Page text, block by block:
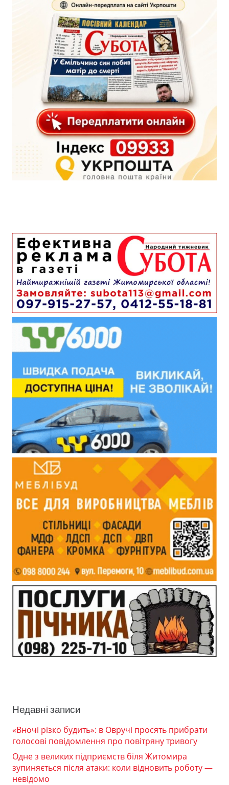
Недавні записи
«Вночі різко будить»: в Овручі просять прибрати
голосові повідомлення про повітряну тривогу
Одне з великих підприємств біля Житомира
зупиняється після атаки: коли відновить роботу —
невідомо